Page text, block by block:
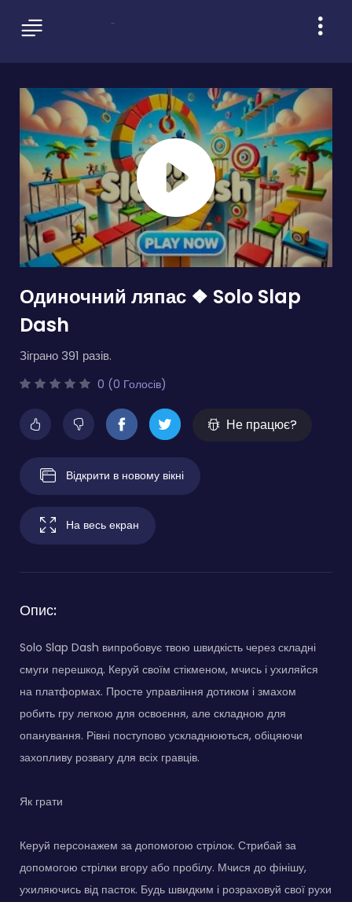
Одиночний ляпас ❖ Solo Slap
Dash
Зіграно 391 разів.
0 (0 Голосів)
Не працює?
Відкрити в новому вікні
На весь екран
Опис:
Solo Slap Dash випробовує твою швидкість через складні
смуги перешкод. Керуй своїм стікменом, мчись і ухиляйся
на платформах. Просте управління дотиком і змахом
робить гру легкою для освоєння, але складною для
опанування. Рівні поступово ускладнюються, обіцяючи
захопливу розвагу для всіх гравців.
Як грати
Керуй персонажем за допомогою стрілок. Стрибай за
допомогою стрілки вгору або пробілу. Мчися до фінішу,
ухиляючись від пасток. Будь швидким і розраховуй свої рухи